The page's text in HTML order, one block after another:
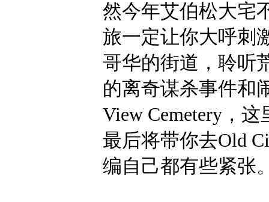
然今年艾伯松大宅
旅一定让你大呼刺
哥华的街道，聆听
的离奇谋杀事件和
View Cemetery，
最后将带你去Old
编自己都有些紧张